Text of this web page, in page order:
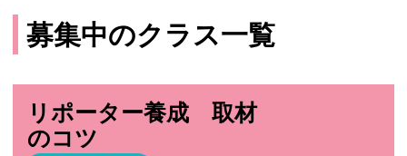
募集中のクラス一覧
リポーター養成 取材
のコツ